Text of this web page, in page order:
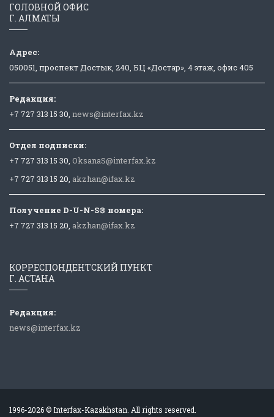
ГОЛОВНОЙ ОФИС
Г. АЛМАТЫ
Адрес:
050051, проспект Достык, 240, БЦ «Достар», 4 этаж, офис 405
Редакция:
+7 727 313 15 30, news@interfax.kz
Отдел подписки:
+7 727 313 15 30, OksanaS@interfax.kz
+7 727 313 15 20, akzhan@ifax.kz
Получение D-U-N-S® номера:
+7 727 313 15 20, akzhan@ifax.kz
КОРРЕСПОНДЕНТСКИЙ ПУНКТ
Г. АСТАНА
Редакция:
news@interfax.kz
1996-2026 © Interfax-Kazakhstan. All rights reserved.